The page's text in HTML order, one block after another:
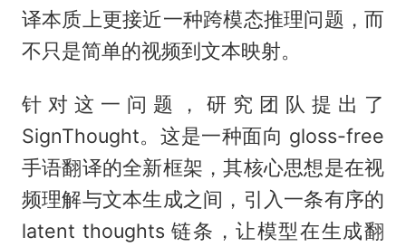
译本质上更接近一种跨模态推理问题，而
不只是简单的视频到文本映射。
针对这一问题，研究团队提出了
SignThought。这是一种面向 gloss-free
手语翻译的全新框架，其核心思想是在视
频理解与文本生成之间，引入一条有序的
latent thoughts 链条，让模型在生成翻